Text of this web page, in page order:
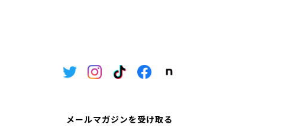
メールマガジンを受け取る